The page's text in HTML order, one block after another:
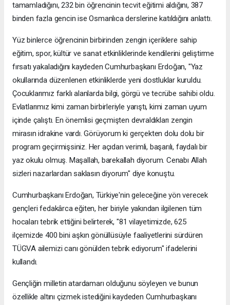
tamamladığını, 232 bin öğrencinin tecvit eğitimi aldığını, 387
binden fazla gencin ise Osmanlıca derslerine katıldığını anlattı.
Yüz binlerce öğrencinin birbirinden zengin içeriklere sahip
eğitim, spor, kültür ve sanat etkinliklerinde kendilerini geliştirme
fırsatı yakaladığını kaydeden Cumhurbaşkanı Erdoğan, "Yaz
okullarında düzenlenen etkinliklerde yeni dostluklar kuruldu.
Çocuklarımız farklı alanlarda bilgi, görgü ve tecrübe sahibi oldu.
Evlatlarımız kimi zaman birbirleriyle yarıştı, kimi zaman uyum
içinde çalıştı. En önemlisi geçmişten devraldıkları zengin
mirasın idrakine vardı. Görüyorum ki gerçekten dolu dolu bir
program geçirmişsiniz. Her açıdan verimli, başarılı, faydalı bir
yaz okulu olmuş. Maşallah, barekallah diyorum. Cenabı Allah
sizleri nazarlardan saklasın diyorum" diye konuştu.
Cumhurbaşkanı Erdoğan, Türkiye'nin geleceğine yön verecek
gençleri fedakârca eğiten, her biriyle yakından ilgilenen tüm
hocaları tebrik ettiğini belirterek, "81 vilayetimizde, 625
ilçemizde 400 bini aşkın gönüllüsüyle faaliyetlerini sürdüren
TÜGVA ailemizi canı gönülden tebrik ediyorum" ifadelerini
kullandı.
Gençliğin milletin atardamarı olduğunu söyleyen ve bunun
özellikle altını çizmek istediğini kaydeden Cumhurbaşkanı